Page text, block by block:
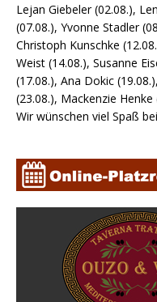
Lejan Giebeler (02.08.),
(07.08.), Yvonne Stadler
Christoph Kunschke
Weist (14.08.), Susanne
(17.08.), Ana Dokic
(23.08.), Mackenzie Henke
Wir wünschen viel Spaß